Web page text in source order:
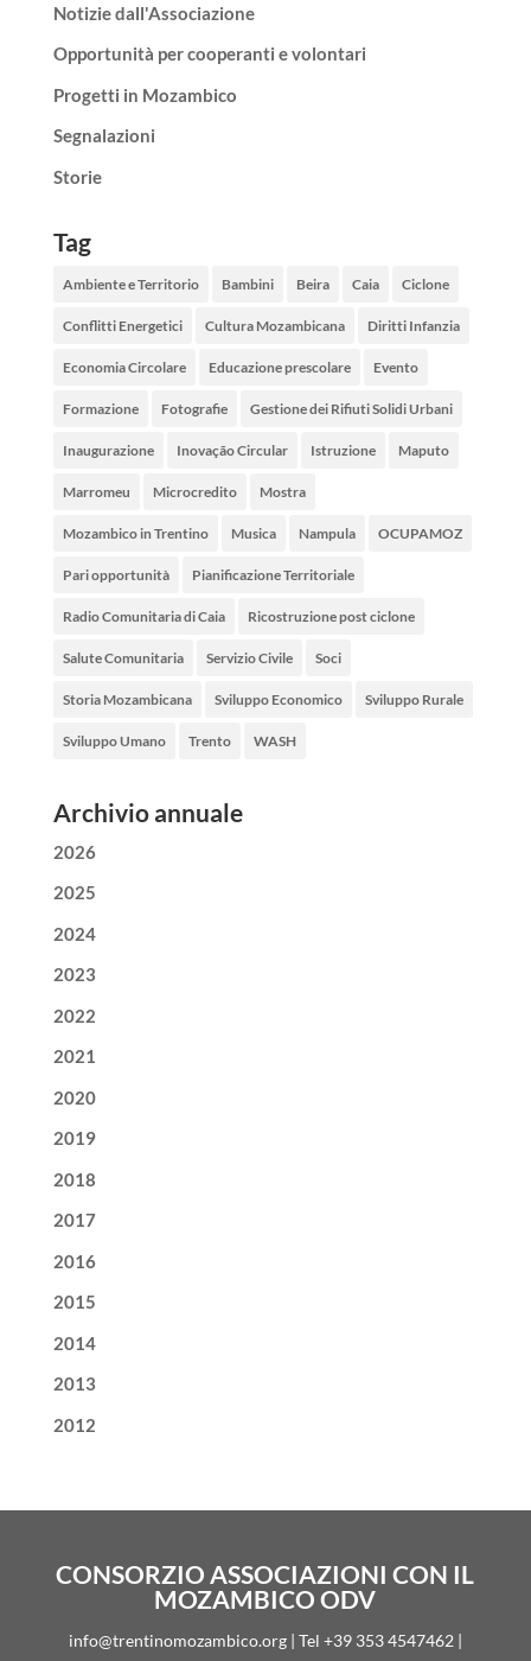
Notizie dall'Associazione
Opportunità per cooperanti e volontari
Progetti in Mozambico
Segnalazioni
Storie
Tag
Ambiente e Territorio Bambini Beira Caia Ciclone
Conflitti Energetici Cultura Mozambicana Diritti Infanzia
Economia Circolare Educazione prescolare Evento
Formazione Fotografie Gestione dei Rifiuti Solidi Urbani
Inaugurazione Inovação Circular Istruzione Maputo
Marromeu Microcredito Mostra
Mozambico in Trentino Musica Nampula OCUPAMOZ
Pari opportunità Pianificazione Territoriale
Radio Comunitaria di Caia Ricostruzione post ciclone
Salute Comunitaria Servizio Civile Soci
Storia Mozambicana Sviluppo Economico Sviluppo Rurale
Sviluppo Umano Trento WASH
Archivio annuale
2026
2025
2024
2023
2022
2021
2020
2019
2018
2017
2016
2015
2014
2013
2012
CONSORZIO ASSOCIAZIONI CON IL
MOZAMBICO ODV
info@trentinomozambico.org | Tel +39 353 4547462 |